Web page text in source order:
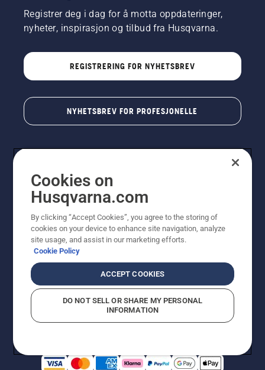
Registrer deg i dag for å motta oppdateringer,
nyheter, inspirasjon og tilbud fra Husqvarna.
REGISTRERING FOR NYHETSBREV
NYHETSBREV FOR PROFESJONELLE
© Husqvarna AB (utgiver). Med enerett. Angitte priser
er veiledende priser. Alle oppgitte priser er veiledende
tilgjengelig for direkte kjøp.
PersonvernbetingelserImprint
Rapportering av mistanker om regelbruddÅpenhetsloven
Likestilling
Cookies on
Husqvarna.com
By clicking “Accept Cookies”, you agree to the storing of
cookies on your device to enhance site navigation, analyze
site usage, and assist in our marketing efforts.
Cookie Policy
ACCEPT COOKIES
DO NOT SELL OR SHARE MY PERSONAL
INFORMATION